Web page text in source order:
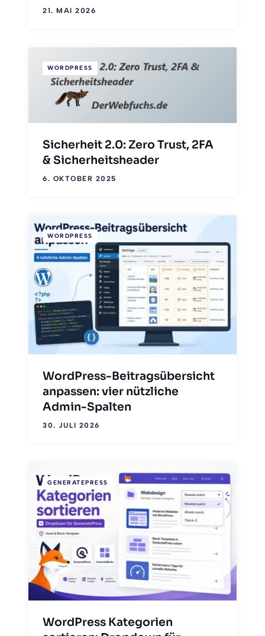
21. MAI 2026
WORDPRESS
Sicherheit 2.0: Zero Trust, 2FA
& Sicherheitsheader
6. OKTOBER 2025
WORDPRESS
WordPress-Beitragsübersicht
anpassen: vier nützliche
Admin-Spalten
30. JULI 2026
GENERATEPRESS
WordPress Kategorien